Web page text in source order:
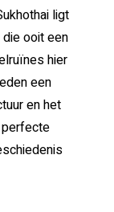
ligt
ooit een
hier
een
en het